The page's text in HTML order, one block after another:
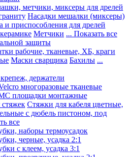
метчики, миксеры для дрелей
Насадки мешалки (миксеры)
и приспособления для дрелей
Метчики ... Показать все
защиты
рабочие, тканевые, ХБ, краги
Маски сварщика Бахилы ...
держатели
многоразовые тканевые
площадки монтажные
Стяжки для кабеля цветные,
с дюбель пистоном, под
все
наборы термоусадок
черные, усадка 2:1
с клеем, усадка 3:1